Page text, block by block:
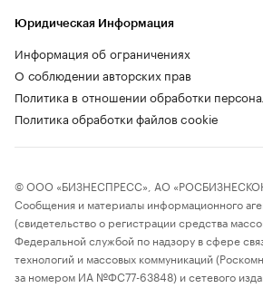
Юридическая Информация
Информация об ограничениях
О соблюдении авторских прав
Политика в отношении обработки
Политика обработки файлов cookie
© ООО «БИЗНЕСПРЕСС», АО
Сообщения и материалы информационного
(свидетельство о регистрации средства
Федеральной службой по надзору в сфере
технологий и массовых коммуникаций
за номером ИА №ФС77-63848) и сетевого